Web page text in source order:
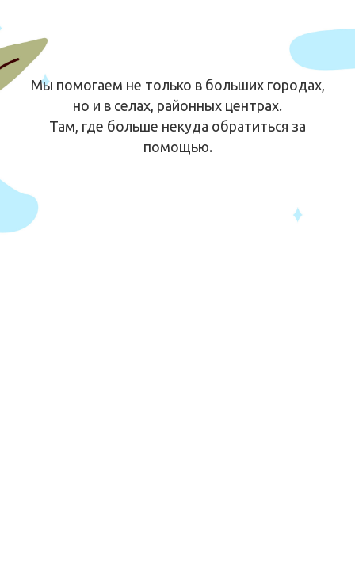
Мы помогаем не только в больших городах,
но и в селах, районных центрах.
Там, где больше некуда обратиться за
помощью.